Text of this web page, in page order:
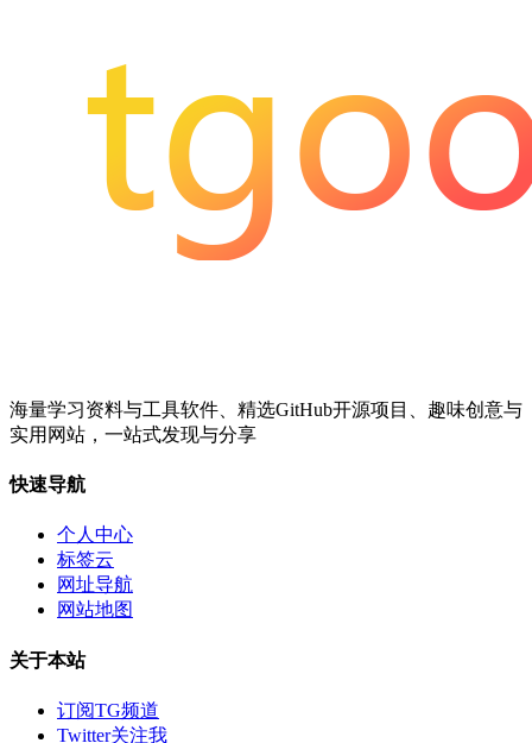
海量学习资料与工具软件、精选GitHub开源项目、趣味创意与
实用网站，一站式发现与分享
快速导航
个人中心
标签云
网址导航
网站地图
关于本站
订阅TG频道
Twitter关注我